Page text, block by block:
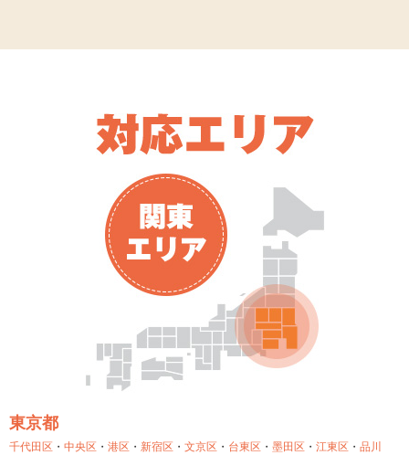
東京都
千代田区 ・ 中央区 ・ 港区 ・ 新宿区 ・ 文京区 ・ 台東区 ・ 墨田区 ・ 江東区 ・ 品川